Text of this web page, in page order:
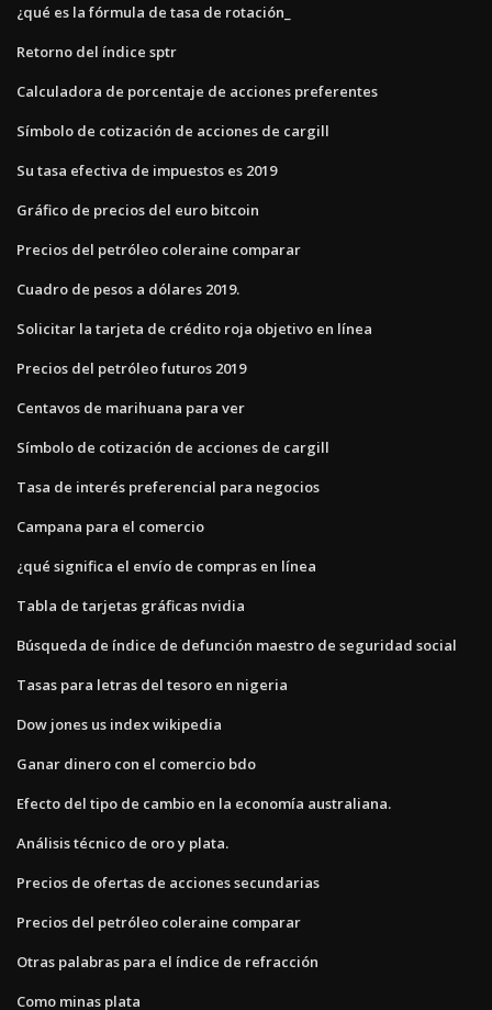
¿qué es la fórmula de tasa de rotación_
Retorno del índice sptr
Calculadora de porcentaje de acciones preferentes
Símbolo de cotización de acciones de cargill
Su tasa efectiva de impuestos es 2019
Gráfico de precios del euro bitcoin
Precios del petróleo coleraine comparar
Cuadro de pesos a dólares 2019.
Solicitar la tarjeta de crédito roja objetivo en línea
Precios del petróleo futuros 2019
Centavos de marihuana para ver
Símbolo de cotización de acciones de cargill
Tasa de interés preferencial para negocios
Campana para el comercio
¿qué significa el envío de compras en línea
Tabla de tarjetas gráficas nvidia
Búsqueda de índice de defunción maestro de seguridad social
Tasas para letras del tesoro en nigeria
Dow jones us index wikipedia
Ganar dinero con el comercio bdo
Efecto del tipo de cambio en la economía australiana.
Análisis técnico de oro y plata.
Precios de ofertas de acciones secundarias
Precios del petróleo coleraine comparar
Otras palabras para el índice de refracción
Como minas plata